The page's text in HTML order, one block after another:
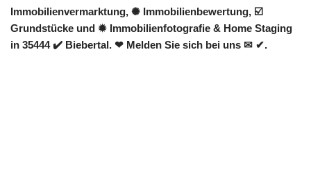
Immobilienvermarktung, ✺ Immobilienbewertung, ☑️
Grundstücke und ✹ Immobilienfotografie & Home Staging
in 35444 ✔️ Biebertal. ❤ Melden Sie sich bei uns ✉ ✔.